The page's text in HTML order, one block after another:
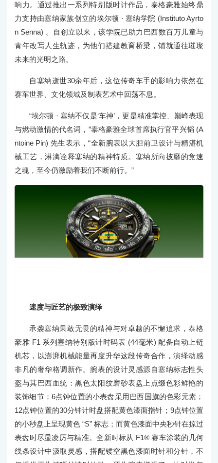
响力。通过推出一系列特别版时计作品，泰格豪雅始终鼎
力支持由塞纳家族创立的埃尔顿 · 塞纳学院 (Instituto Ayrto
n Senna) 。自创立以来，该学院已助力巴西数百万儿童与
青年改写人生轨迹，为他们搭建教育桥梁，铺就通往璀璨
未来的光明之路。
自塞纳逝世30余年后，这位传奇车手的影响力依然在
赛车世界、文化领域及制表艺术中回荡不息。
“埃尔顿 · 塞纳不仅是‘车神’，更是精准掌控、巅峰表现
与燃动激情的代名词，”泰格豪雅全球首席执行官平兴韬 (A
ntoine Pin) 先生表示，“全新腕表以大胆前卫设计与精湛机
械工艺，淋漓诠释塞纳的精神特质。塞纳所向披靡的竞速
之魂，至今仍激励着我们不断前行。”
速度与匠艺的极致演绎
承袭塞纳果敢无畏的精神与对卓越的不懈追求，泰格
豪雅 F1 系列塞纳特别版计时码表 (44毫米) 配备自动上链
机芯，以澎湃机械能量再度升华这段传奇合作，演绎动感
非凡的奢华格调新作。腕表的设计灵感源自塞纳标志性头
盔与其巴西血统：黑色太阳纹磨砂表盘上点缀色彩鲜艳的
装饰细节；6点钟位置的小表盘采用巴西国旗的色彩元素；
12点钟位置的30分钟计时盘搭配黄色漆面指针；9点钟位置
的小秒盘上呈现黄色 “S” 标志；而黄色漆面中央秒针在掠过
表盘时尽显凌厉与精准。全新时标从 F1® 赛车涂装的几何
线条设计中汲取灵感，搭配镂空黑色漆面时针和分针，不